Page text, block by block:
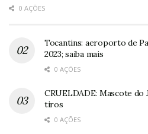
0 AÇÕES
Tocantins: aeroporto de
2023; saiba mais
0 AÇÕES
CRUELDADE: Mascote do
tiros
0 AÇÕES